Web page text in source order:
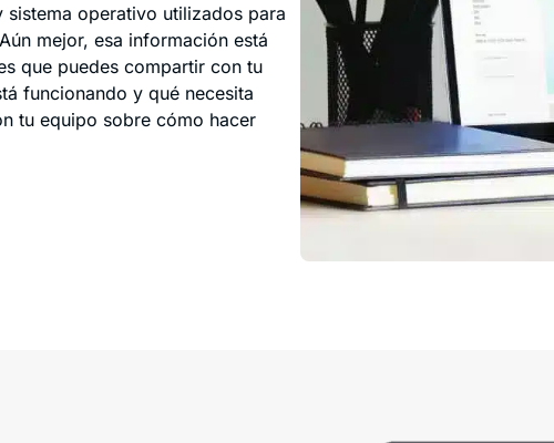
operativo utilizados para
mejor, esa información está
que puedes compartir con tu
funcionando y qué necesita
tu equipo sobre cómo hacer